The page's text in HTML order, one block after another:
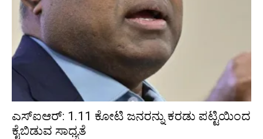
ಎಸ್‌ಐಆರ್‌: 1.11 ಕೋಟಿ ಜನರನ್ನು ಕರಡು ಪಟ್ಟಿಯಿಂದ
ಕೈಬಿಡುವ ಸಾಧ್ಯತೆ